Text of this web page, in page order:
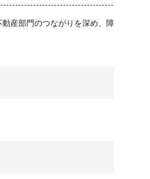
産部門のつながりを深め、障